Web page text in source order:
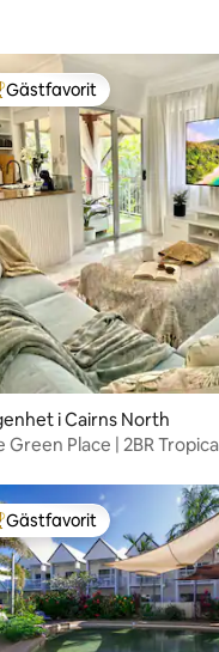
betyg, 108
gästfavorit
Gästfavorit
i Cairns North
Green Place | 2BR
gästfavorit
Gästfavorit